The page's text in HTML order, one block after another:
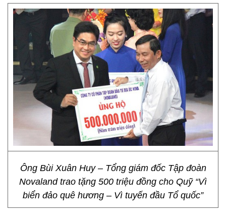
Ông Bùi Xuân Huy – Tổng giám đốc Tập đoàn
Novaland trao tặng 500 triệu đồng cho Quỹ “Vì
biển đảo quê hương – Vì tuyến đầu Tổ quốc”